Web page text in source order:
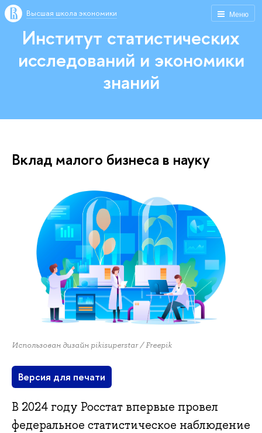
Меню
Высшая школа экономики
Институт статистических
исследований и экономики
знаний
Вклад малого бизнеса в науку
Использован дизайн pikisuperstar / Freepik
Версия для печати
В 2024 году Росстат впервые провел
федеральное статистическое наблюдение